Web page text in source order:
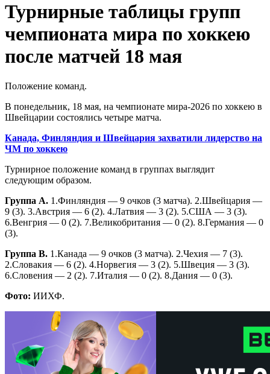
Турнирные таблицы групп
чемпионата мира по хоккею
после матчей 18 мая
Положение команд.
В понедельник, 18 мая, на чемпионате мира-2026 по хоккею в
Швейцарии состоялись четыре матча.
Канада, Финляндия и Швейцария захватили лидерство на
ЧМ по хоккею
Турнирное положение команд в группах выглядит
следующим образом.
Группа А. 1.Финляндия — 9 очков (3 матча). 2.Швейцария —
9 (3). 3.Австрия — 6 (2). 4.Латвия — 3 (2). 5.США — 3 (3).
6.Венгрия — 0 (2). 7.Великобритания — 0 (2). 8.Германия — 0
(3).
Группа В. 1.Канада — 9 очков (3 матча). 2.Чехия — 7 (3).
2.Словакия — 6 (2). 4.Норвегия — 3 (2). 5.Швеция — 3 (3).
6.Словения — 2 (2). 7.Италия — 0 (2). 8.Дания — 0 (3).
Фото: ИИХФ.